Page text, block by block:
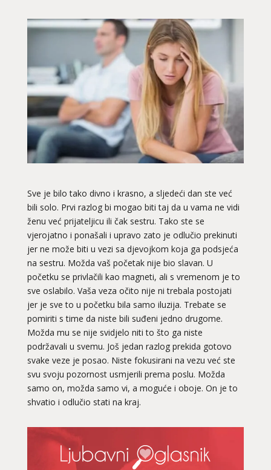
Sve je bilo tako divno i krasno, a sljedeći dan ste već
bili solo. Prvi razlog bi mogao biti taj da u vama ne vidi
ženu već prijateljicu ili čak sestru. Tako ste se
vjerojatno i ponašali i upravo zato je odlučio prekinuti
jer ne može biti u vezi sa djevojkom koja ga podsjeća
na sestru. Možda vaš početak nije bio slavan. U
početku se privlačili kao magneti, ali s vremenom je to
sve oslabilo. Vaša veza očito nije ni trebala postojati
jer je sve to u početku bila samo iluzija. Trebate se
pomiriti s time da niste bili suđeni jedno drugome.
Možda mu se nije svidjelo niti to što ga niste
podržavali u svemu. Još jedan razlog prekida gotovo
svake veze je posao. Niste fokusirani na vezu već ste
svu svoju pozornost usmjerili prema poslu. Možda
samo on, možda samo vi, a moguće i oboje. On je to
shvatio i odlučio stati na kraj.